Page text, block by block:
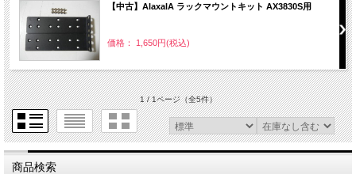
【中古】AlaxalA ラックマウントキット AX3830S用
価格： 1,650円(税込)
1 / 1ページ（全5件）
商品検索